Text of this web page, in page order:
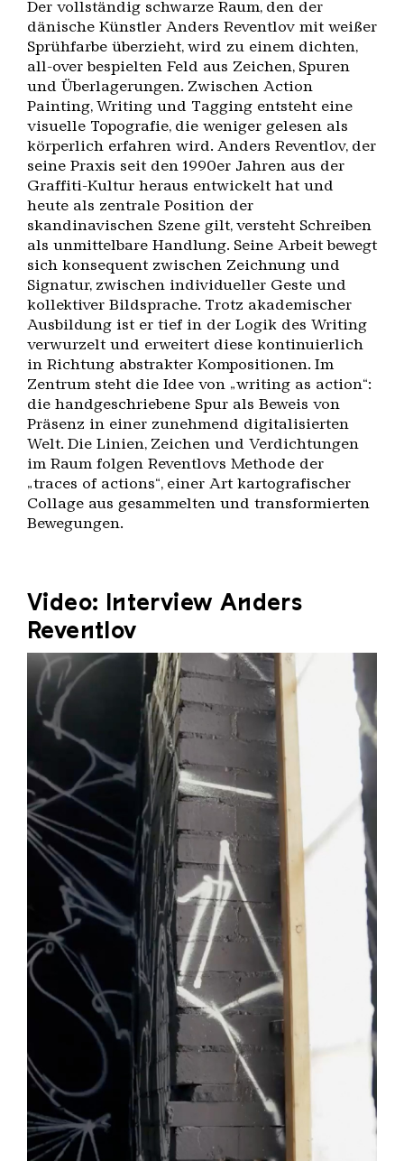
Der vollständig schwarze Raum, den der
dänische Künstler Anders Reventlov mit weißer
Sprühfarbe überzieht, wird zu einem dichten,
all-over bespielten Feld aus Zeichen, Spuren
und Überlagerungen. Zwischen Action
Painting, Writing und Tagging entsteht eine
visuelle Topografie, die weniger gelesen als
körperlich erfahren wird. Anders Reventlov, der
seine Praxis seit den 1990er Jahren aus der
Graffiti-Kultur heraus entwickelt hat und
heute als zentrale Position der
skandinavischen Szene gilt, versteht Schreiben
als unmittelbare Handlung. Seine Arbeit bewegt
sich konsequent zwischen Zeichnung und
Signatur, zwischen individueller Geste und
kollektiver Bildsprache. Trotz akademischer
Ausbildung ist er tief in der Logik des Writing
verwurzelt und erweitert diese kontinuierlich
in Richtung abstrakter Kompositionen. Im
Zentrum steht die Idee von „writing as action“:
die handgeschriebene Spur als Beweis von
Präsenz in einer zunehmend digitalisierten
Welt. Die Linien, Zeichen und Verdichtungen
im Raum folgen Reventlovs Methode der
„traces of actions“, einer Art kartografischer
Collage aus gesammelten und transformierten
Bewegungen.
Video: Interview Anders
Reventlov